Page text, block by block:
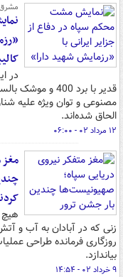
در
مصنوعی و توان ویژه علیه
الحاق شده‌اند.
۱۲ مرداد ۰۲ - ۰۶:۰۰
مغز
زنی که در آبادان به آب و
روزگاری فرمانده طراحی
بیاندازد.
۹ خرداد ۰۲ - ۱۴:۵۴